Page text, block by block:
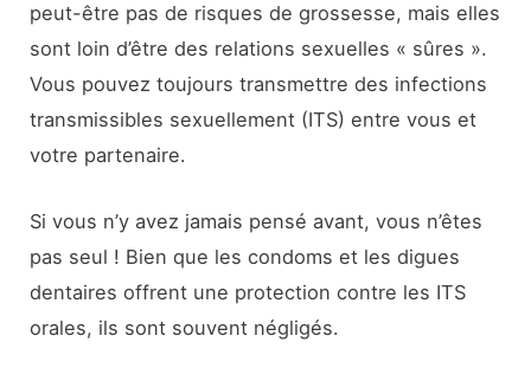
peut-être pas de risques de grossesse, mais elles
sont loin d’être des relations sexuelles « sûres ».
Vous pouvez toujours transmettre des infections
transmissibles sexuellement (ITS) entre vous et
votre partenaire.
Si vous n’y avez jamais pensé avant, vous n’êtes
pas seul ! Bien que les condoms et les digues
dentaires offrent une protection contre les ITS
orales, ils sont souvent négligés.